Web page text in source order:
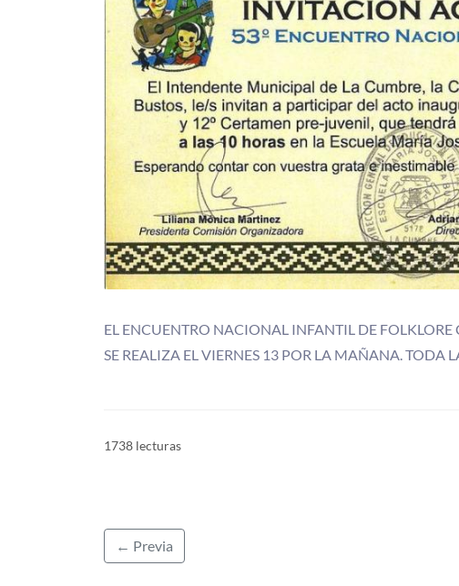
EL ENCUENTRO NACIONAL INFANTIL DE
SE REALIZA EL VIERNES 13 POR LA MAÑANA.
1738 lecturas
← Previa